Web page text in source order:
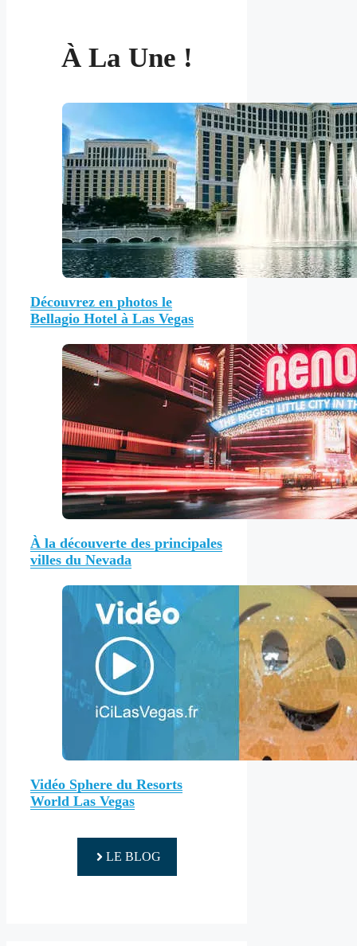
À La Une !
Découvrez en photos le
Bellagio Hotel à Las Vegas
À la découverte des principales
villes du Nevada
Vidéo Sphere du Resorts
World Las Vegas
LE BLOG